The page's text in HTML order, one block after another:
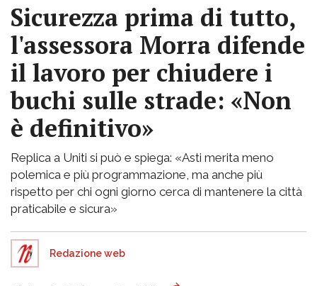
Sicurezza prima di tutto,
l'assessora Morra difende
il lavoro per chiudere i
buchi sulle strade: «Non
è definitivo»
Replica a Uniti si può e spiega: «Asti merita meno
polemica e più programmazione, ma anche più
rispetto per chi ogni giorno cerca di mantenere la città
praticabile e sicura»
Redazione web